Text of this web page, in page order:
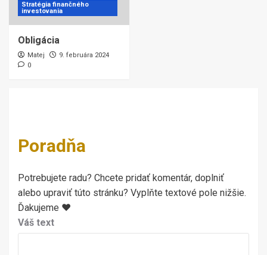
Stratégia finančného
investovania
Obligácia
Matej
9. februára 2024
0
Poradňa
Potrebujete radu? Chcete pridať komentár, doplniť
alebo upraviť túto stránku? Vyplňte textové pole nižšie.
Ďakujeme ♥
Váš text